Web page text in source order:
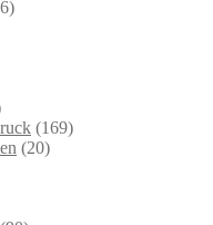
(169)
(20)